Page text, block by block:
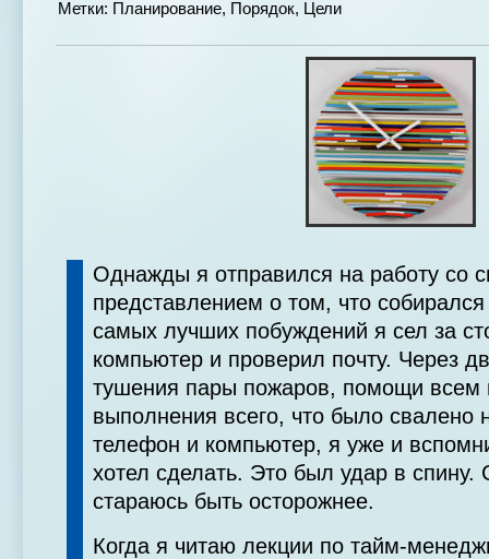
Метки: Планирование, Порядок, Цели
Однажды я отправился на работу со
представлением о том, что
самых лучших побуждений я сел за
компьютер и проверил почту. Через
тушения пары пожаров, помощи всем
выполнения всего, что было свалено
телефон и компьютер, я уже и
хотел сделать. Это был удар в спину.
стараюсь быть осторожнее.
Когда я читаю лекции по тайм-